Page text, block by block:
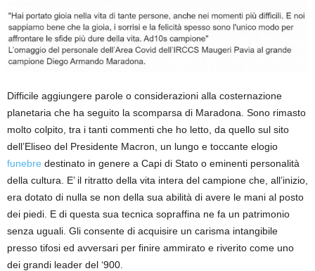
Difficile aggiungere parole o considerazioni alla costernazione
planetaria che ha seguito la scomparsa di Maradona. Sono rimasto
molto colpito, tra i tanti commenti che ho letto, da quello sul sito
dell’Eliseo del Presidente Macron, un lungo e toccante elogio
funebre destinato in genere a Capi di Stato o eminenti personalità
della cultura. E’ il ritratto della vita intera del campione che, all’inizio,
era dotato di nulla se non della sua abilità di avere le mani al posto
dei piedi. E di questa sua tecnica sopraffina ne fa un patrimonio
senza uguali. Gli consente di acquisire un carisma intangibile
presso tifosi ed avversari per finire ammirato e riverito come uno
dei grandi leader del ‘900.